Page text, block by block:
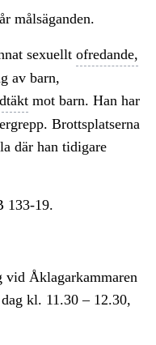
målsäganden.
sexuellt ofredande,
av barn,
mot barn. Han har
Brottsplatserna
där han tidigare
133-19.
vid Åklagarkammaren
kl. 11.30 – 12.30,